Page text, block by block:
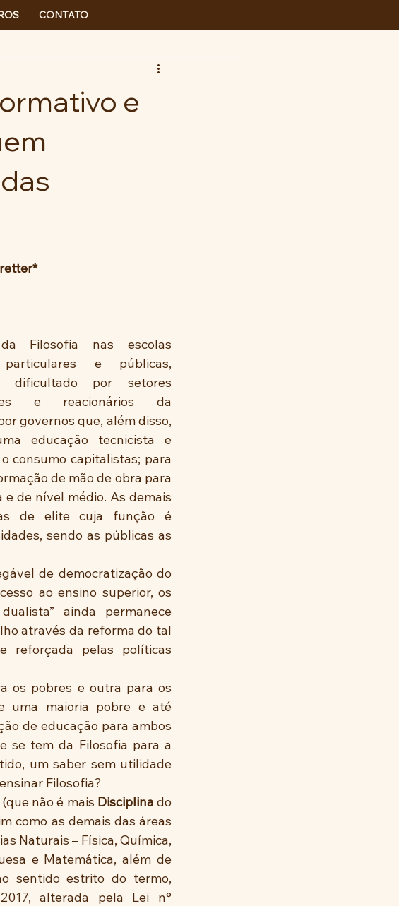
CONTATO
e
Filosofia nas escolas
particulares e públicas,
dificultado por setores
e reacionários da
governos que, além disso,
educação tecnicista e
consumo capitalistas; para
de mão de obra para
de nível médio. As demais
de elite cuja função é
sendo as públicas as
de democratização do
ao ensino superior, os
ainda permanece
através da reforma do tal
reforçada pelas políticas
os pobres e outra para os
uma maioria pobre e até
de educação para ambos
se tem da Filosofia para a
um saber sem utilidade
Filosofia?
não é mais Disciplina do
como as demais das áreas
Naturais – Física, Química,
e Matemática, além de
sentido estrito do termo,
alterada pela Lei n°